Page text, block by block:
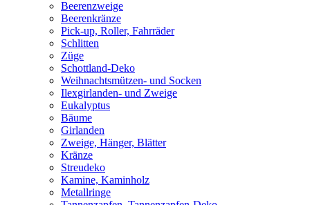
Beerenzweige
Beerenkränze
Pick-up, Roller, Fahrräder
Schlitten
Züge
Schottland-Deko
Weihnachtsmützen- und Socken
Ilexgirlanden- und Zweige
Eukalyptus
Bäume
Girlanden
Zweige, Hänger, Blätter
Kränze
Streudeko
Kamine, Kaminholz
Metallringe